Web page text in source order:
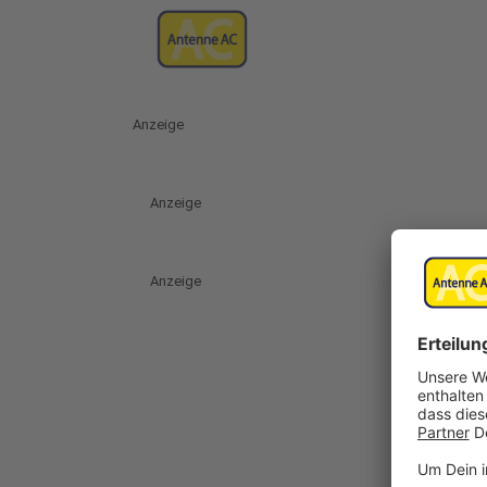
Anzeige
Anzeige
Anzeige